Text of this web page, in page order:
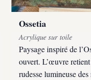
Ossetia
Acrylique sur toile
Paysage inspiré de
ouvert. L’œuvre
rudesse lumineuse